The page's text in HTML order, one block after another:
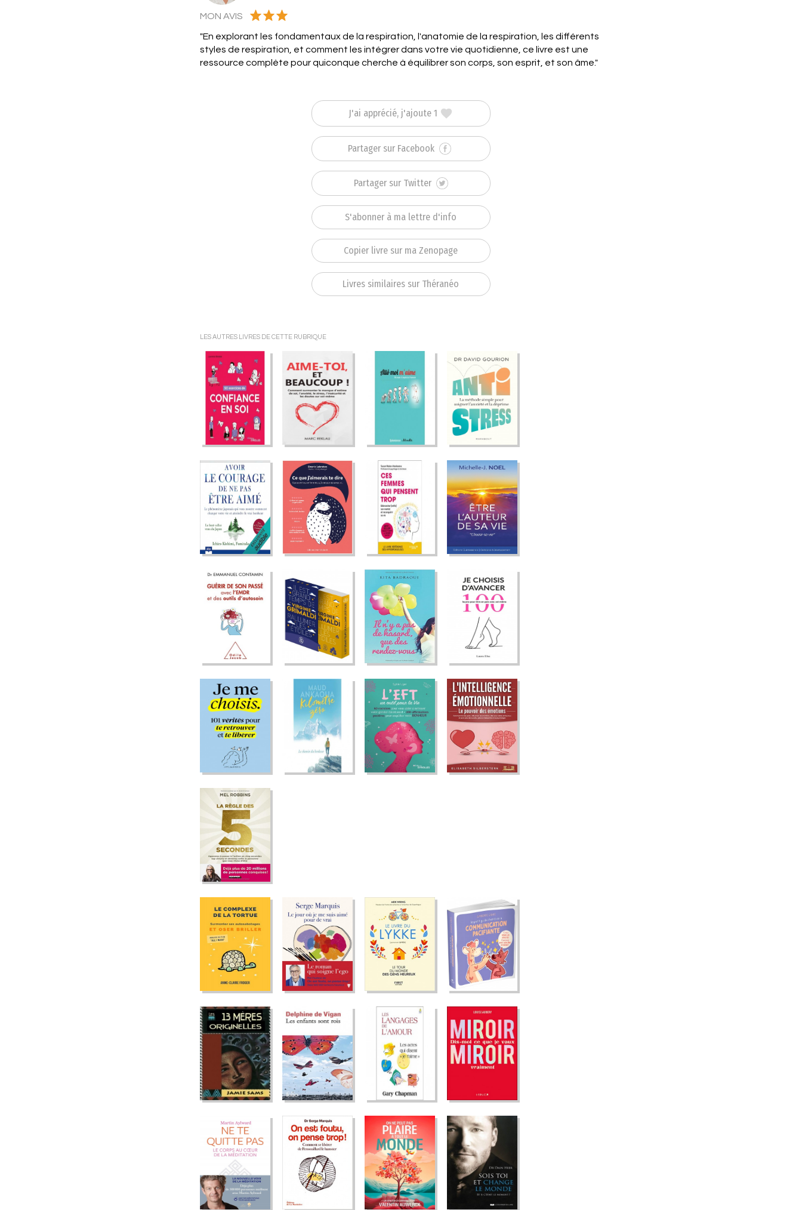
MON AVIS
"En explorant les fondamentaux de la respiration, l'anatomie de la respiration, les différents
styles de respiration, et comment les intégrer dans votre vie quotidienne, ce livre est une
ressource complète pour quiconque cherche à équilibrer son corps, son esprit, et son âme."
J'ai apprécié, j'ajoute 1
Partager sur Facebook
Partager sur Twitter
S'abonner à ma lettre d'info
Copier livre sur ma Zenopage
Livres similaires sur Théranéo
LES AUTRES LIVRES DE CETTE RUBRIQUE